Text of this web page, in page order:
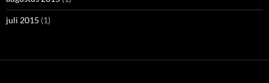
juli 2015 (1)